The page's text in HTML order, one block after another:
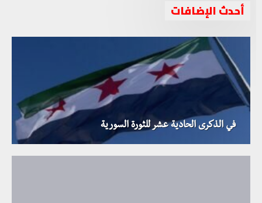
أحدث الإضافات
في الذكرى الحادية عشر للثورة السورية